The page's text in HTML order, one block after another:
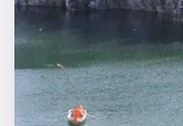
Площадки